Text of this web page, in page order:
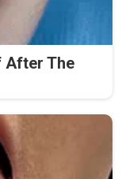
After The